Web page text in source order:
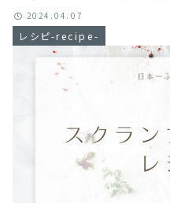
レシピ-recipe-
2024.04.07